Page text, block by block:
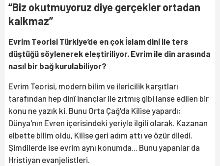
“Biz okutmuyoruz diye gerçekler ortadan
kalkmaz”
Evrim Teorisi Türkiye’de en çok İslam dini ile ters
düştüğü söylenerek eleştiriliyor. Evrim ile din arasında
nasıl bir bağ kurulabiliyor?
Evrim Teorisi, modern bilim ve ilericilik karşıtları
tarafından hep dinî inançlar ile zıtmış gibi lanse edilen bir
konu ne yazık ki. Bunu Orta Çağ'da Kilise yapardı;
Dünya'nın Evren içerisindeki yeriyle ilgili olarak. Kazanan
elbette bilim oldu, Kilise geri adım attı ve özür diledi.
Şimdilerde ise evrim aynı konumda... Bunu yapanlar da
Hristiyan evanjelistleri.